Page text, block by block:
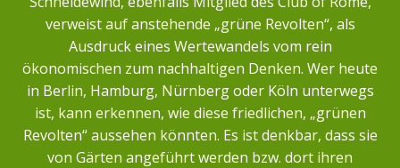
verweist auf anstehende „grüne Revolten“, als
Ausdruck eines Wertewandels vom rein
ökonomischen zum nachhaltigen Denken. Wer heute
in Berlin, Hamburg, Nürnberg oder Köln unterwegs
ist, kann erkennen, wie diese friedlichen, „grünen
Revolten“ aussehen könnten. Es ist denkbar, dass sie
von Gärten angeführt werden bzw. dort ihren